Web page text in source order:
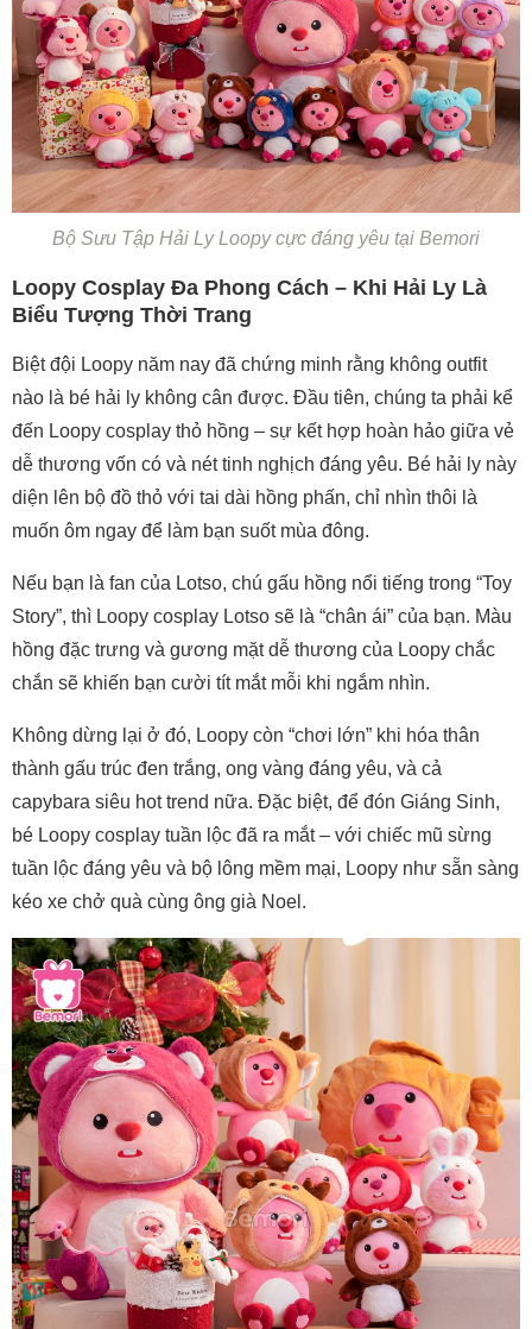
Bộ Sưu Tập Hải Ly Loopy cực đáng yêu tại Bemori
Loopy Cosplay Đa Phong Cách – Khi Hải Ly Là
Biểu Tượng Thời Trang
Biệt đội Loopy năm nay đã chứng minh rằng không outfit
nào là bé hải ly không cân được. Đầu tiên, chúng ta phải kể
đến Loopy cosplay thỏ hồng – sự kết hợp hoàn hảo giữa vẻ
dễ thương vốn có và nét tinh nghịch đáng yêu. Bé hải ly này
diện lên bộ đồ thỏ với tai dài hồng phấn, chỉ nhìn thôi là
muốn ôm ngay để làm bạn suốt mùa đông.
Nếu bạn là fan của Lotso, chú gấu hồng nổi tiếng trong “Toy
Story”, thì Loopy cosplay Lotso sẽ là “chân ái” của bạn. Màu
hồng đặc trưng và gương mặt dễ thương của Loopy chắc
chắn sẽ khiến bạn cười tít mắt mỗi khi ngắm nhìn.
Không dừng lại ở đó, Loopy còn “chơi lớn” khi hóa thân
thành gấu trúc đen trắng, ong vàng đáng yêu, và cả
capybara siêu hot trend nữa. Đặc biệt, để đón Giáng Sinh,
bé Loopy cosplay tuần lộc đã ra mắt – với chiếc mũ sừng
tuần lộc đáng yêu và bộ lông mềm mại, Loopy như sẵn sàng
kéo xe chở quà cùng ông già Noel.